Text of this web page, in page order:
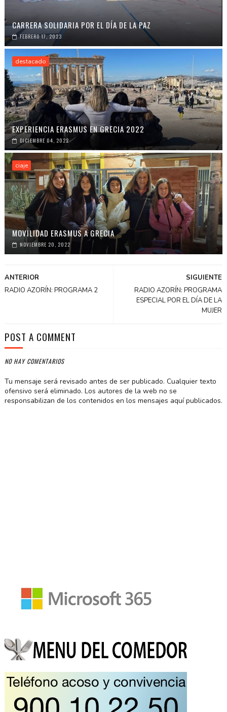
CARRERA SOLIDARIA POR EL DÍA DE LA PAZ
FEBRERO 17, 2023
destacado
EXPERIENCIA ERASMUS EN GRECIA 2022
DICIEMBRE 04, 2022
ciaje
MOVILIDAD ERASMUS A GRECIA
NOVIEMBRE 20, 2022
SIGUIENTE
RADIO AZORÍN: PROGRAMA
ESPECIAL POR EL DÍA DE LA
MUJER
ANTERIOR
RADIO AZORÍN: PROGRAMA 2
POST A COMMENT
NO HAY COMENTARIOS
Tu mensaje será revisado antes de ser publicado. Cualquier texto
ofensivo será eliminado. Los autores de la web no se
responsabilizan de los contenidos en los mensajes aquí publicados.